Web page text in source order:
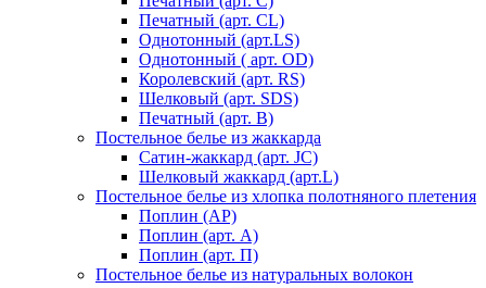
Печатный (арт. СL)
Однотонный (арт.LS)
Однотонный ( арт. OD)
Королевский (арт. RS)
Шелковый (арт. SDS)
Печатный (арт. В)
Постельное белье из жаккарда
Сатин-жаккард (арт. JC)
Шелковый жаккард (арт.L)
Постельное белье из хлопка полотняного плетения
Поплин (AP)
Поплин (арт. А)
Поплин (арт. П)
Постельное белье из натуральных волокон